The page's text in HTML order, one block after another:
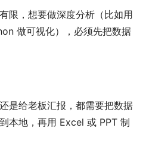
限，想要做深度分析（比如用
做可视化），必须先把数据
是给老板汇报，都需要把数据
本地，再用 Excel 或 PPT 制